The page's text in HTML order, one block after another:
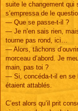
suite le changement qui
s’empressa de le
— Que se passe-t-il ?
— Je n’en sais rien,
tourne pas rond, ici…
— Alors, tâchons
morceau d’abord. Je
main, pas toi ?
— Si, concéda-t-il en se
étaient attablés.
C’est alors qu’il prit